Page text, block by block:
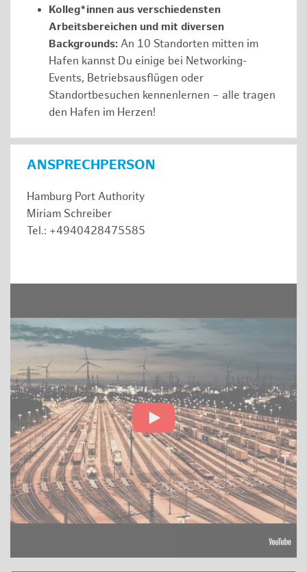
Kolleg*innen aus verschiedensten
Arbeitsbereichen und mit diversen
Backgrounds: An 10 Standorten mitten im
Hafen kannst Du einige bei Networking-
Events, Betriebsausflügen oder
Standortbesuchen kennenlernen – alle tragen
den Hafen im Herzen!
ANSPRECHPERSON
Hamburg Port Authority
Miriam Schreiber
Tel.: +4940428475585